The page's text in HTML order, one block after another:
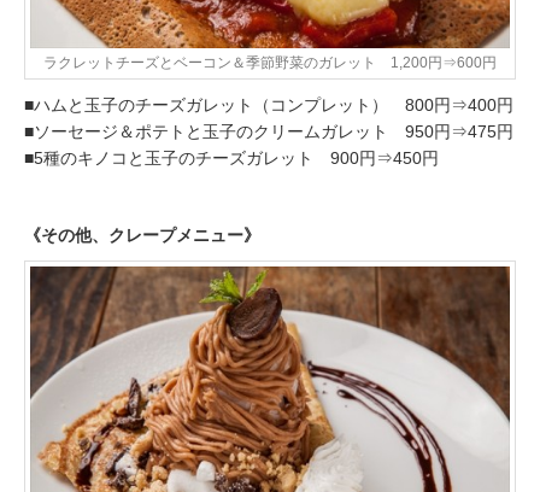
ラクレットチーズとベーコン＆季節野菜のガレット 1,200円⇒600円
■ハムと玉子のチーズガレット（コンプレット） 800円⇒400円
■ソーセージ＆ポテトと玉子のクリームガレット 950円⇒475円
■5種のキノコと玉子のチーズガレット 900円⇒450円
《その他、クレープメニュー》